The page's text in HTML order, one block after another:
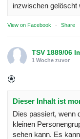
inzwischen gelöscht
View on Facebook · Share
TSV 1889/06
1 Woche zuvor
Dieser Inhalt ist
Dies passiert, wenn
kleinen
sehen kann. Es